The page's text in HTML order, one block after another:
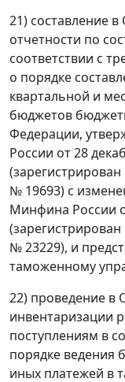
21) составление
отчетности по
соответствии с
о порядке
квартальной и
бюджетов
Федерации,
России от 28
№ 19693) с
Минфина России
№ 23229), и
таможенному
22) проведение в
инвентаризации
поступлениям в
порядке ведения
иных платежей в